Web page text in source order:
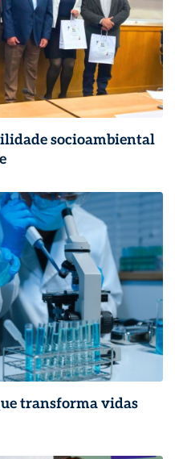
socioambiental
transforma vidas